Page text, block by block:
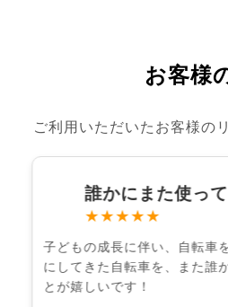
お客様
ご利用いただいたお客様の
誰かにまた使っ
★★★★★
子どもの成長に伴い、自転車
にしてきた自転車を、また誰
とが嬉しいです！